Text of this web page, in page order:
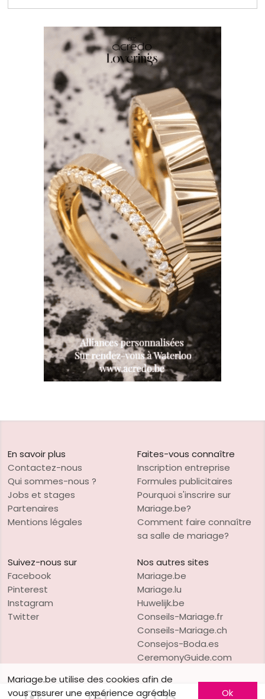
En savoir plus
Contactez-nous
Qui sommes-nous ?
Jobs et stages
Partenaires
Mentions légales
Faites-vous connaître
Inscription entreprise
Formules publicitaires
Pourquoi s'inscrire sur
Mariage.be?
Comment faire connaître
sa salle de mariage?
Suivez-nous sur
Facebook
Pinterest
Instagram
Twitter
Nos autres sites
Mariage.be
Mariage.lu
Huwelijk.be
Conseils-Mariage.fr
Conseils-Mariage.ch
Consejos-Boda.es
CeremonyGuide.com
Mariage.be utilise des cookies afin de
vous assurer une expérience agréable
Ok